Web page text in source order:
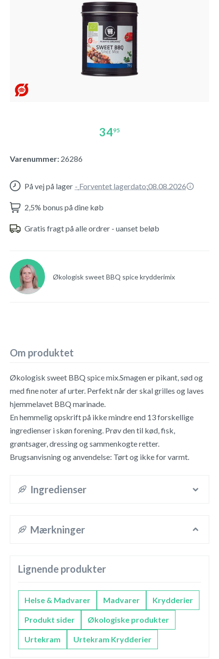
3495
Varenummer: 26286
På vej på lager - Forventet lagerdato:08.08.2026
2,5% bonus på dine køb
Gratis fragt på alle ordrer - uanset beløb
Økologisk sweet BBQ spice krydderimix
Om produktet
Økologisk sweet BBQ spice mix.Smagen er pikant, sød og
med fine noter af urter. Perfekt når der skal grilles og laves
hjemmelavet BBQ marinade.
En hemmelig opskrift på ikke mindre end 13 forskellige
ingredienser i skøn forening. Prøv den til kød, fisk,
grøntsager, dressing og sammenkogte retter.
Brugsanvisning og anvendelse: Tørt og ikke for varmt.
Ingredienser
Mærkninger
Lignende produkter
Helse & Madvarer Madvarer Krydderier
Produkt sider Økologiske produkter
Urtekram Urtekram Krydderier